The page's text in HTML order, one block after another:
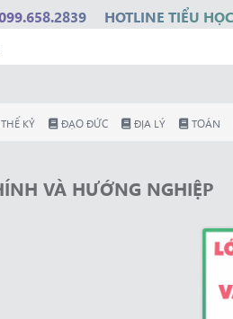
HOTLINE TIỂU
KỶ ĐẠO ĐỨC ĐỊA LÝ TOÁN
VÀ HƯỚNG NGHIỆP